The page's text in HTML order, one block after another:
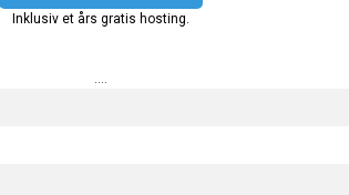
Inklusiv et års gratis hosting.